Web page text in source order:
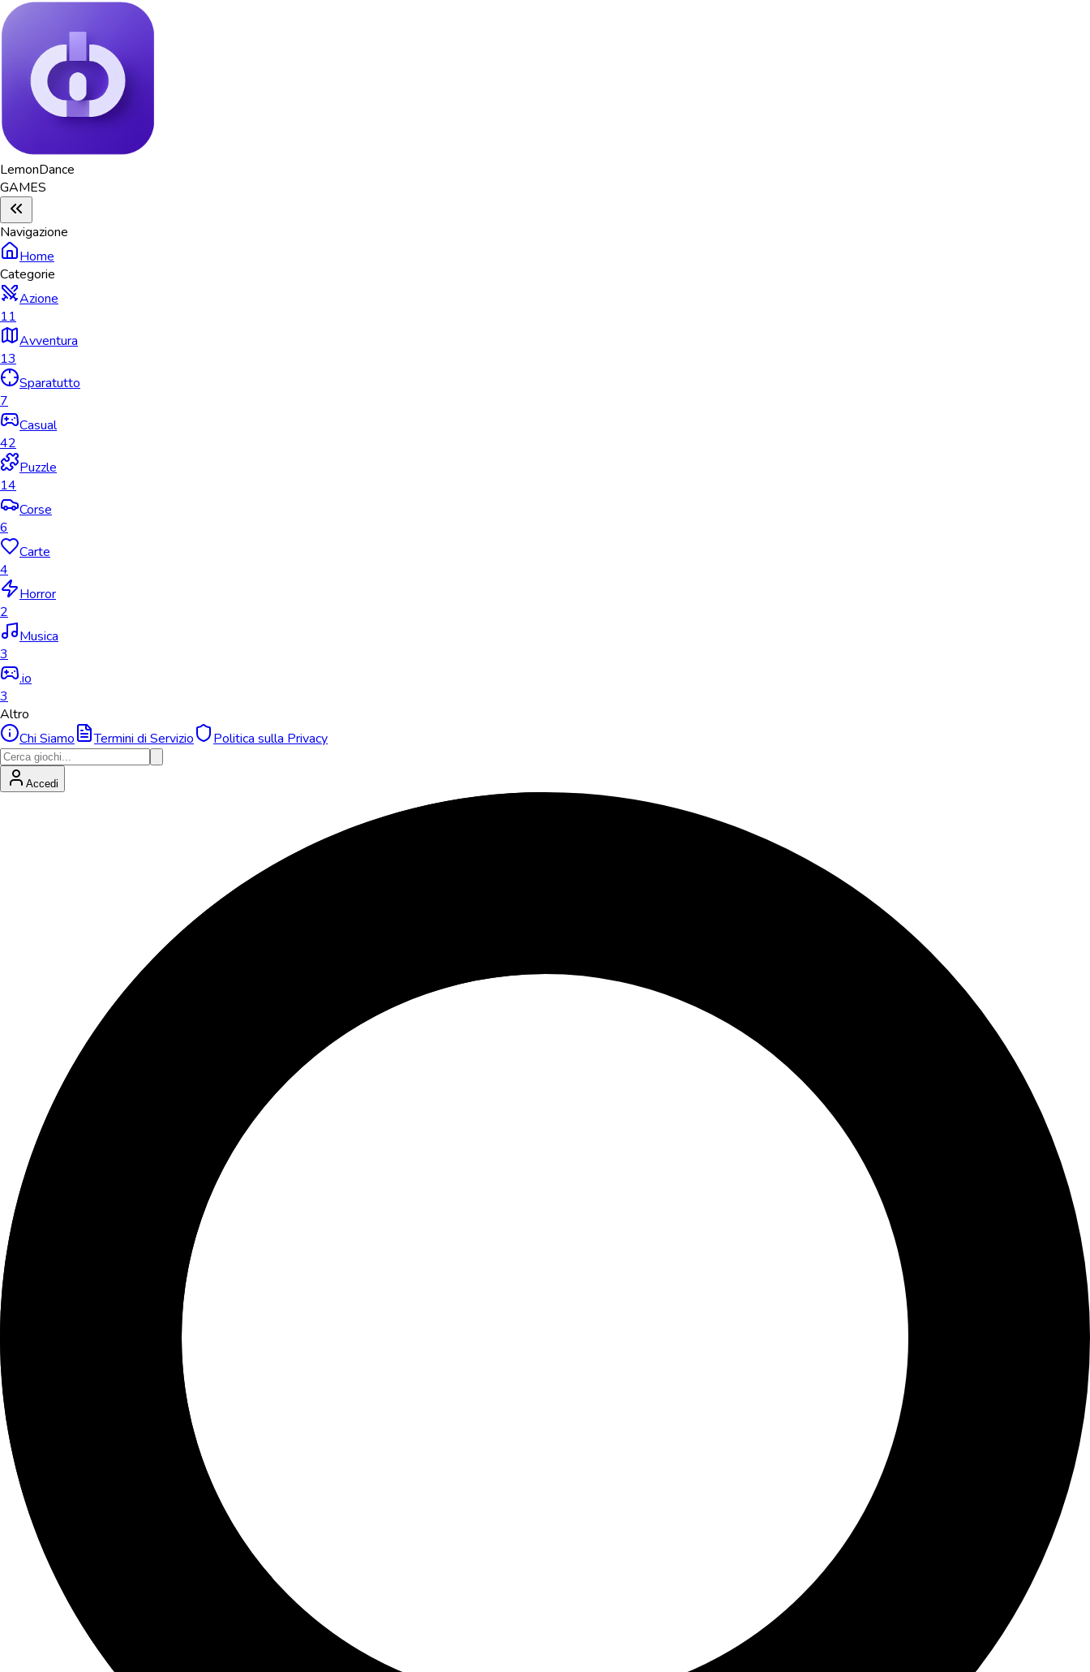
LemonDance
GAMES
Navigazione
Home
Categorie
Azione
11
Avventura
13
Sparatutto
7
Casual
42
Puzzle
14
Corse
6
Carte
4
Horror
2
Musica
3
.io
3
Altro
Chi Siamo
Termini di Servizio Politica sulla Privacy
Accedi